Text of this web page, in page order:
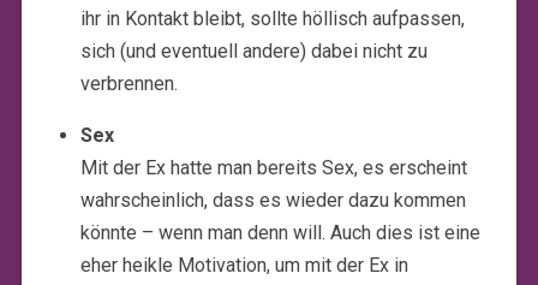
ihr in Kontakt bleibt, sollte höllisch aufpassen,
sich (und eventuell andere) dabei nicht zu
verbrennen.
Sex
Mit der Ex hatte man bereits Sex, es erscheint
wahrscheinlich, dass es wieder dazu kommen
könnte – wenn man denn will. Auch dies ist eine
eher heikle Motivation, um mit der Ex in